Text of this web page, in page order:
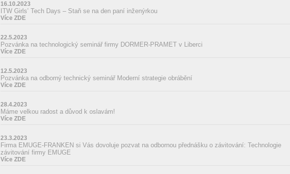
16.10.2023
ITW Girls’ Tech Days – Staň se na den paní inženýrkou
Více ZDE
22.5.2023
Pozvánka na technologický seminář firmy DORMER-PRAMET v Liberci
Více ZDE
12.5.2023
Pozvánka na odborný technický seminář Moderní strategie obrábění
Více ZDE
28.4.2023
Máme velkou radost a důvod k oslavám!
Více ZDE
23.3.2023
Firma EMUGE-FRANKEN si Vás dovoluje pozvat na odbornou přednášku o závitování: Technologie
závitování firmy EMUGE
Více ZDE